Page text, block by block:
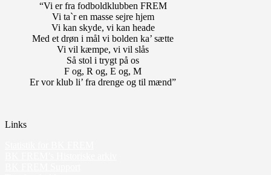
“Vi er fra fodboldklubben FREM
Vi ta`r en masse sejre hjem
Vi kan skyde, vi kan heade
Med et drøn i mål vi bolden ka’ sætte
Vi vil kæmpe, vi vil slås
Så stol i trygt på os
F og, R og, E og, M
Er vor klub li’ fra drenge og til mænd”
Links